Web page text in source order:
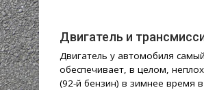
Двигатель и
Двигатель у автомобиля
обеспечивает, в целом,
(92-й бензин) в зимнее время